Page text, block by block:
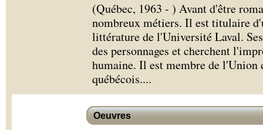
(Québec, 1963 - ) Avant d'être
nombreux métiers. Il est titulaire
littérature de l'Université Laval.
des personnages et cherchent
humaine. Il est membre de l'Union
québécois....
Oeuvres